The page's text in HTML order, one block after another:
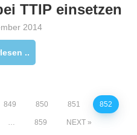
TTIP einsetzen
2014
..
849 850 851 852
… 859 NEXT